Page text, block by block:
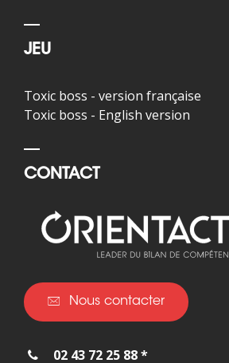
JEU
Toxic boss - version française
Toxic boss - English version
CONTACT
Nous contacter
02 43 72 25 88 *